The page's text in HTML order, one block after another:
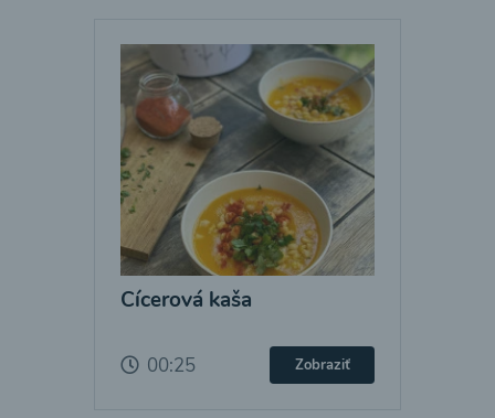
Cícerová kaša
00:25 Zobraziť